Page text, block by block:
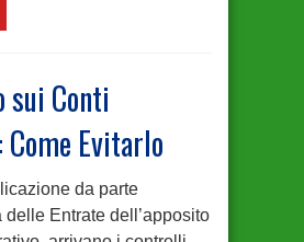
sui Conti
Evitarlo
da parte
delle Entrate dell’apposito